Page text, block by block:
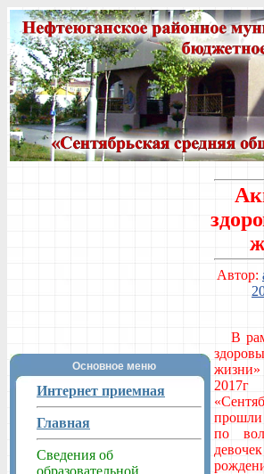
Основное меню
Интернет приемная
Главная
Сведения об
образовательной
Автор:
В
прошли
по